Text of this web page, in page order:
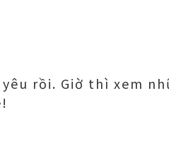
rồi. Giờ thì xem